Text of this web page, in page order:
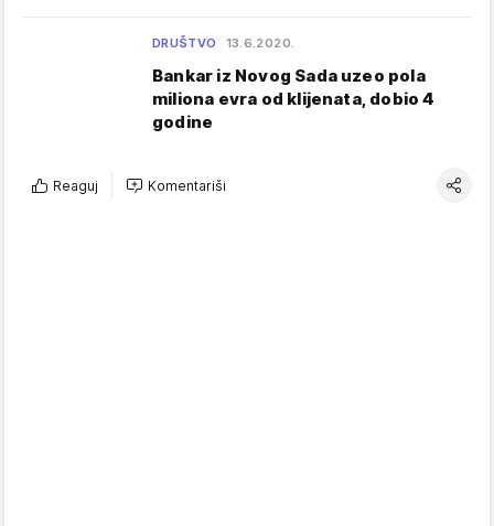
DRUŠTVO 13.6.2020.
Bankar iz Novog Sada uzeo pola
miliona evra od klijenata, dobio 4
godine
Reaguj Komentariši